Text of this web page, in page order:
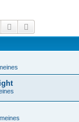
Suche